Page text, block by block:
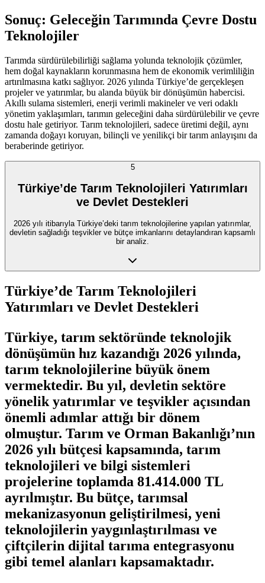
Sonuç: Geleceğin Tarımında Çevre Dostu
Teknolojiler
Tarımda sürdürülebilirliği sağlama yolunda teknolojik çözümler,
hem doğal kaynakların korunmasına hem de ekonomik verimliliğin
artırılmasına katkı sağlıyor. 2026 yılında Türkiye’de gerçekleşen
projeler ve yatırımlar, bu alanda büyük bir dönüşümün habercisi.
Akıllı sulama sistemleri, enerji verimli makineler ve veri odaklı
yönetim yaklaşımları, tarımın geleceğini daha sürdürülebilir ve çevre
dostu hale getiriyor. Tarım teknolojileri, sadece üretimi değil, aynı
zamanda doğayı koruyan, bilinçli ve yenilikçi bir tarım anlayışını da
beraberinde getiriyor.
5
Türkiye’de Tarım Teknolojileri Yatırımları
ve Devlet Destekleri
2026 yılı itibarıyla Türkiye’deki tarım teknolojilerine yapılan yatırımlar,
devletin sağladığı teşvikler ve bütçe imkanlarını detaylandıran kapsamlı
bir analiz.
Türkiye’de Tarım Teknolojileri
Yatırımları ve Devlet Destekleri
Türkiye, tarım sektöründe teknolojik
dönüşümün hız kazandığı 2026 yılında,
tarım teknolojilerine büyük önem
vermektedir. Bu yıl, devletin sektöre
yönelik yatırımlar ve teşvikler açısından
önemli adımlar attığı bir dönem
olmuştur. Tarım ve Orman Bakanlığı’nın
2026 yılı bütçesi kapsamında, tarım
teknolojileri ve bilgi sistemleri
projelerine toplamda 81.414.000 TL
ayrılmıştır. Bu bütçe, tarımsal
mekanizasyonun geliştirilmesi, yeni
teknolojilerin yaygınlaştırılması ve
çiftçilerin dijital tarıma entegrasyonu
gibi temel alanları kapsamaktadır.